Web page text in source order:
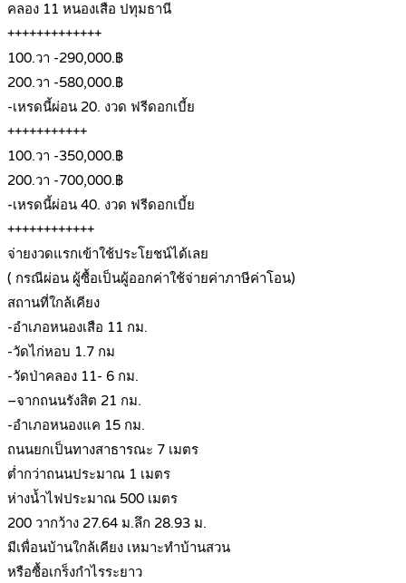
คลอง 11 หนองเสือ ปทุมธานี
+++++++++++++
100.วา -290,000.฿
200.วา -580,000.฿
-เหรดนี้ผ่อน 20. งวด ฟรีดอกเบี้ย
+++++++++++
100.วา -350,000.฿
200.วา -700,000.฿
-เหรดนี้ผ่อน 40. งวด ฟรีดอกเบี้ย
++++++++++++
จ่ายงวดแรกเข้าใช้ประโยชน์ได้เลย
( กรณีผ่อน ผู้ซื้อเป็นผู้ออกค่าใช้จ่ายค่าภาษีค่าโอน)
สถานที่ใกล้เคียง
-อำเภอหนองเสือ 11 กม.
-วัดไก่หอบ 1.7 กม
-วัดป่าคลอง 11- 6 กม.
–จากถนนรังสิต 21 กม.
-อำเภอหนองแค 15 กม.
ถนนยกเป็นทางสาธารณะ 7 เมตร
ต่ำกว่าถนนประมาณ 1 เมตร
ห่างน้ำไฟประมาณ 500 เมตร
200 วากว้าง 27.64 ม.ลึก 28.93 ม.
มีเพื่อนบ้านใกล้เคียง เหมาะทำบ้านสวน
หรือซื้อเกร็งกำไรระยาว